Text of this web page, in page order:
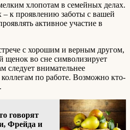
хлопотам в семейных делах.
к проявлению заботы с вашей
активное участие в
с хорошим и верным другом,
во сне символизирует
следует внимательнее
по работе. Возможно кто-
говорят
Фрейда и